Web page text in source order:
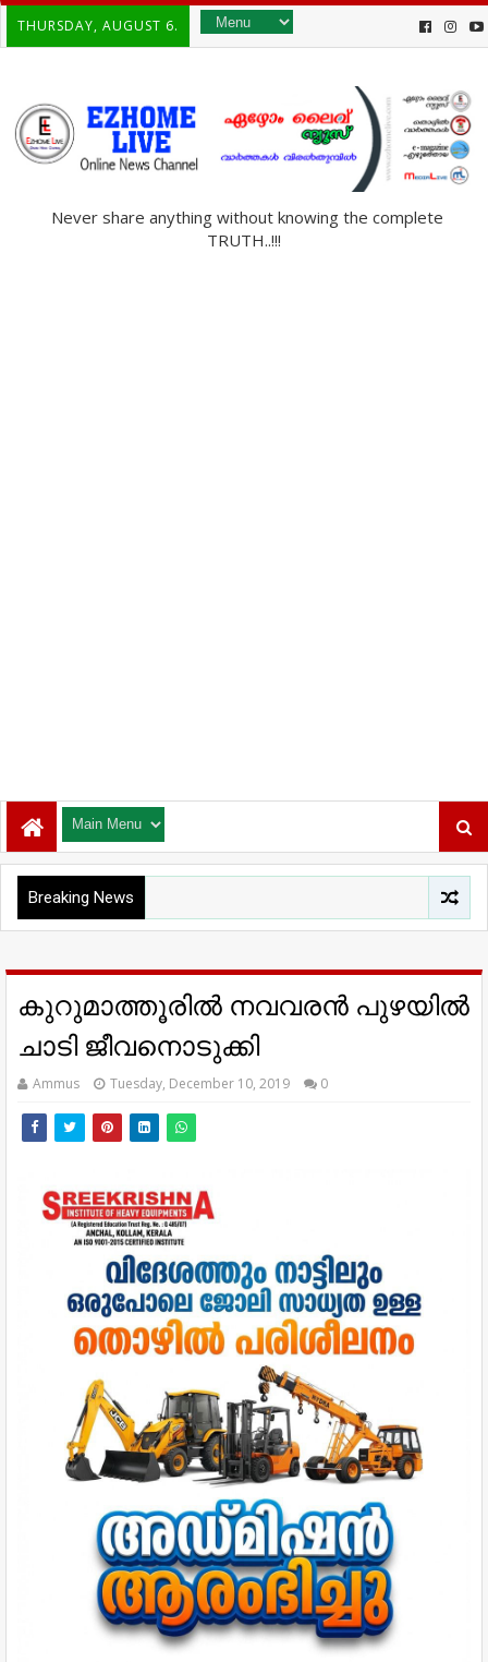
THURSDAY, AUGUST 6.
Never share anything without knowing the complete
TRUTH..!!!
Breaking News
കുറുമാത്തൂരില്‍ നവവരന്‍ പുഴയില്‍
ചാടി ജീവനൊടുക്കി
Ammus Tuesday, December 10, 2019 0